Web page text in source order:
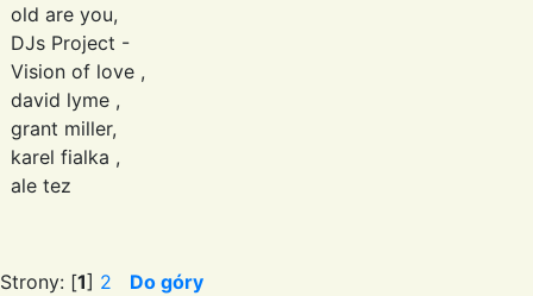
old are you,
DJs Project -
Vision of love ,
david lyme ,
grant miller,
karel fialka ,
ale tez
Strony: [1] 2 Do góry